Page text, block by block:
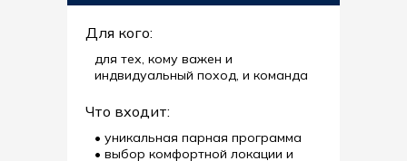
Для кого:
для тех, кому важен и
индвидуальный поход, и команда
Что входит:
• уникальная парная программа
• выбор комфортной локации и